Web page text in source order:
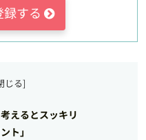
する
えるとスッキリ
ト」